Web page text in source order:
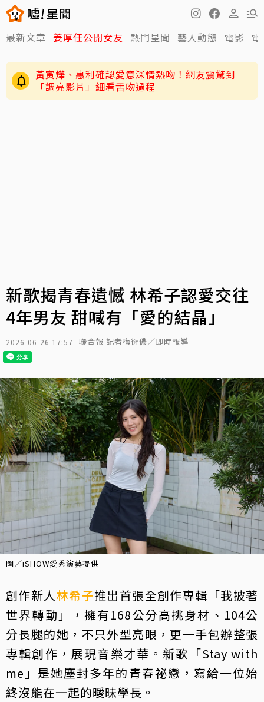
最新文章 姜厚任公開女友 熱門星聞 藝人動態 電影
黃寅燁、惠利確認愛意深情熱吻！網友震驚到
「調亮影片」細看舌吻過程
新歌揭青春遺憾 林希子認愛交往
4年男友 甜喊有「愛的結晶」
2026-06-26 17:57 聯合報 記者梅衍儂／即時報導
圖／iSHOW愛秀演藝提供
創作新人林希子推出首張全創作專輯「我披著
世界轉動」，擁有168公分高挑身材、104公
分長腿的她，不只外型亮眼，更一手包辦整張
專輯創作，展現音樂才華。新歌「Stay with
me」是她塵封多年的青春祕戀，寫給一位始
終沒能在一起的曖昧學長。